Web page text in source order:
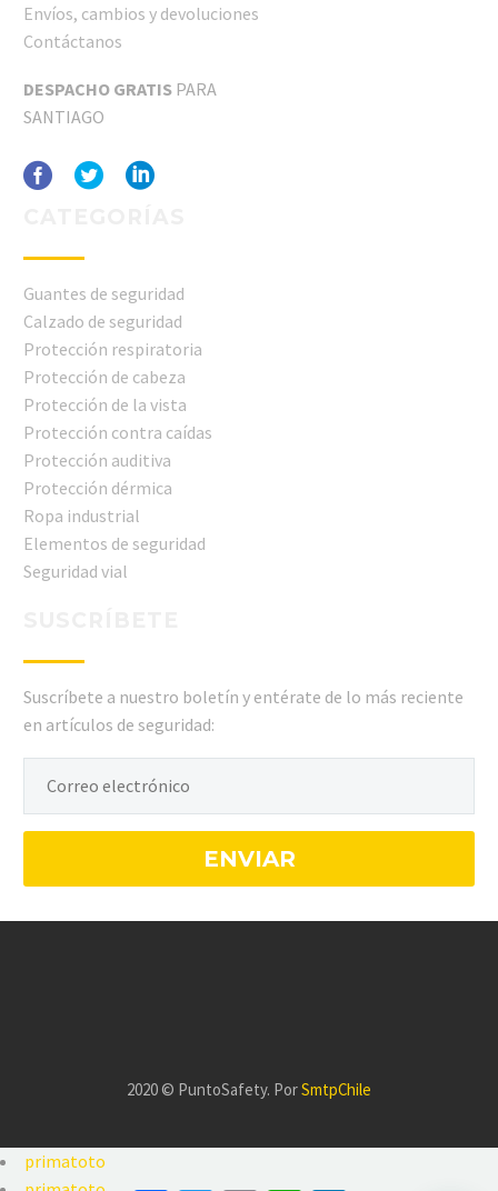
Envíos, cambios y devoluciones
Contáctanos
DESPACHO GRATIS PARA
SANTIAGO
Guantes de seguridad
Calzado de seguridad
Protección respiratoria
Protección de cabeza
Protección de la vista
Protección contra caídas
Protección auditiva
Protección dérmica
Ropa industrial
Elementos de seguridad
Seguridad vial
Suscríbete a nuestro boletín y entérate de lo más reciente
en artículos de seguridad:
2020 © PuntoSafety. PorSmtpChile
primatoto